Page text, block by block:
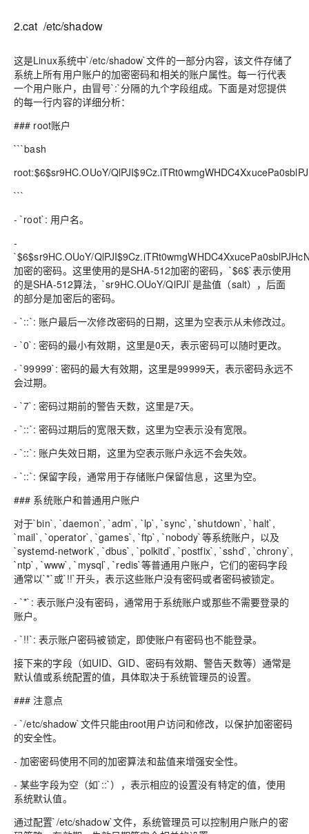
2.cat /etc/shadow
这是Linux系统中`/etc/shadow`文件的一部分内容，该文件存储了
系统上所有用户账户的加密密码和相关的账户属性。每一行代表
一个用户账户，由冒号`:`分隔的九个字段组成。下面是对您提供
的每一行内容的详细分析：
### root账户
```bash
root:$6$sr9HC.OUoY/
```
- `root`: 用户名。
-
`$6$sr9HC.OUoY/
加密的密码。这里使用的是SHA-512加密的密码，`$6$`表示使用
的是SHA-512算法，`sr9HC.OUoY/QlPJI`是盐值（salt），后面
的部分是加密后的密码。
- `::`: 账户最后一次修改密码的日期，这里为空表示从未修改过。
- `0`: 密码的最小有效期，这里是0天，表示密码可以随时更改。
- `99999`: 密码的最大有效期，这里是99999天，表示密码永远不
会过期。
- `7`: 密码过期前的警告天数，这里是7天。
- `::`: 密码过期后的宽限天数，这里为空表示没有宽限。
- `::`: 账户失效日期，这里为空表示账户永远不会失效。
- `::`: 保留字段，通常用于存储账户保留信息，这里为空。
### 系统账户和普通用户账户
对于`bin`, `daemon`, `adm`, `lp`, `sync`, `shutdown`, `halt`,
`mail`, `operator`, `games`, `ftp`, `nobody`等系统账户，以及
`systemd-network`, `dbus`, `polkitd`, `postfix`, `sshd`, `chrony`,
`ntp`, `www`, `mysql`, `redis`等普通用户账户，它们的密码字段
通常以`*`或`!!`开头，表示这些账户没有密码或者密码被锁定。
- `*`: 表示账户没有密码，通常用于系统账户或那些不需要登录的
账户。
- `!!`: 表示账户密码被锁定，即使账户有密码也不能登录。
接下来的字段（如UID、GID、密码有效期、警告天数等）通常是
默认值或系统配置的值，具体取决于系统管理员的设置。
### 注意点
- `/etc/shadow`文件只能由root用户访问和修改，以保护加密密码
的安全性。
- 加密密码使用不同的加密算法和盐值来增强安全性。
- 某些字段为空（如`::`），表示相应的设置没有特定的值，使用
系统默认值。
通过配置`/etc/shadow`文件，系统管理员可以控制用户账户的密